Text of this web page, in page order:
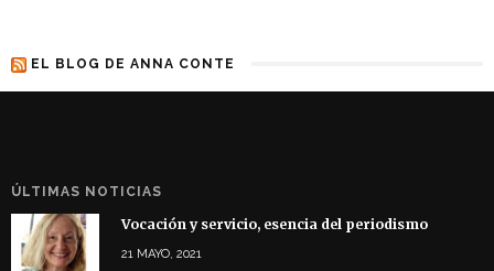
EL BLOG DE ANNA CONTE
ÚLTIMAS NOTICIAS
Vocación y servicio, esencia del periodismo
21 MAYO, 2021